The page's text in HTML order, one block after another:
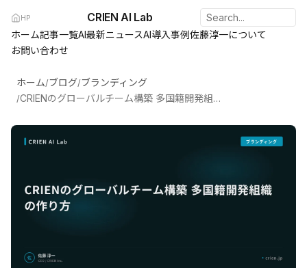
HP CRIEN AI Lab
ホーム記事一覧AI最新ニュースAI導入事例佐藤淳一について
お問い合わせ
ホーム/ブログ/ブランディング
/ CRIENのグローバルチーム構築 多国籍開発組織の作り方